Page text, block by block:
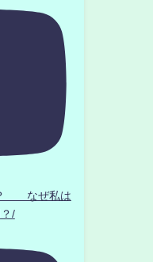
？ なぜ私は
/